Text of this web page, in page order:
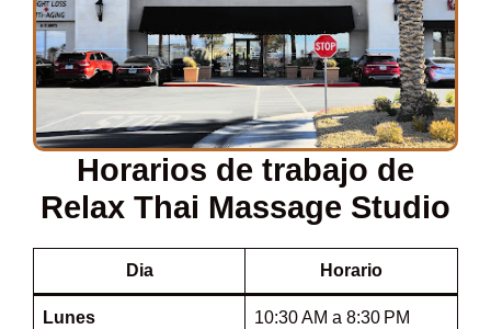
Horarios de trabajo de
Relax Thai Massage Studio
Dia Horario
Lunes 10:30 AM a 8:30 PM